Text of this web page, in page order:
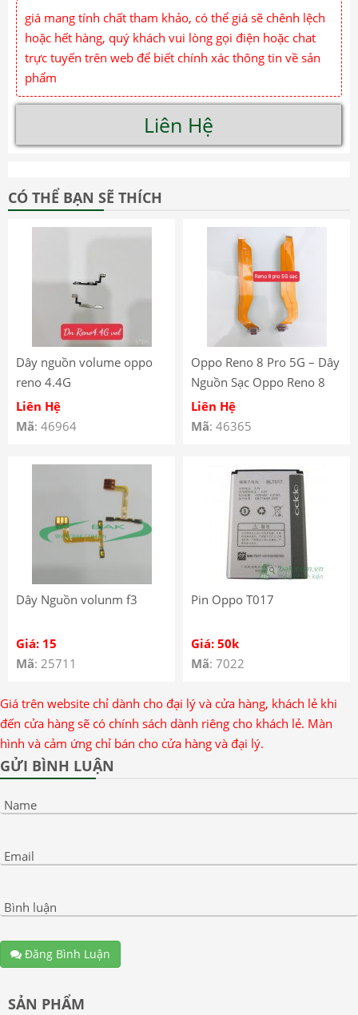
giá mang tính chất tham khảo, có thể giá sẽ chênh lệch
hoặc hết hàng, quý khách vui lòng gọi điện hoặc chat
trực tuyến trên web để biết chính xác thông tin về sản
phẩm
Liên Hệ
CÓ THỂ BẠN SẼ THÍCH
Dây nguồn volume oppo
reno 4.4G
Liên Hệ
Mã: 46964
Oppo Reno 8 Pro 5G – Dây
Nguồn Sạc Oppo Reno 8
Pro 5G – Cụm Sạc Oppo
Reno 8 Pro.5G – Oppo
Liên Hệ
Mã: 46365
Dây Nguồn volunm f3
Giá: 15
Mã: 25711
Pin Oppo T017
Giá: 50k
Mã: 7022
Giá trên website chỉ dành cho đại lý và cửa hàng, khách lẻ khi
đến cửa hàng sẽ có chính sách dành riêng cho khách lẻ. Màn
hình và cảm ứng chỉ bán cho cửa hàng và đại lý.
GỬI BÌNH LUẬN
Name
Email
Bình luận
Đăng Bình Luận
SẢN PHẨM